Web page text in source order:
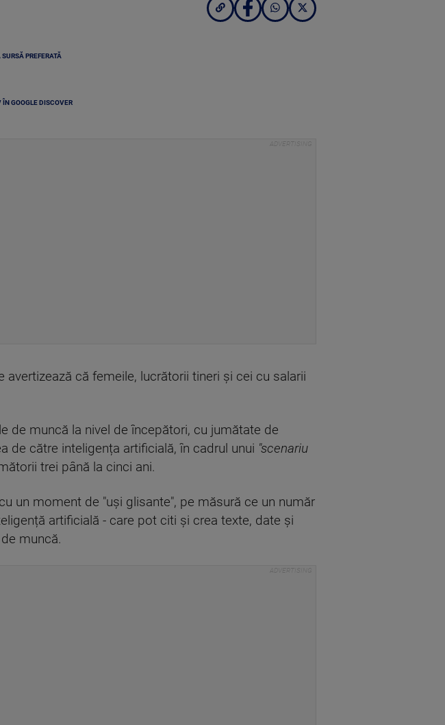
PREFERATĂ
ÎN GOOGLE DISCOVER
avertizează că femeile, lucrătorii tineri și cei cu salarii
de muncă la nivel de începători, cu jumătate de
de către inteligența artificială, în cadrul unui "scenariu
trei până la cinci ani.
un moment de "uși glisante", pe măsură ce un număr
artificială - care pot citi și crea texte, date și
muncă.